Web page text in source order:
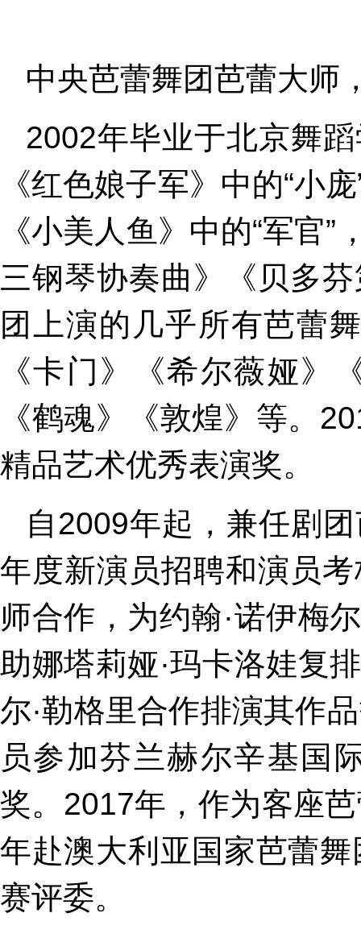
中央芭蕾舞团芭蕾大师
2002年毕业于北京舞
《红色娘子军》中的“小
《小美人鱼》中的“军官
三钢琴协奏曲》《贝多
团上演的几乎所有芭蕾
《卡门》《希尔薇娅》
《鹤魂》《敦煌》等。
精品艺术优秀表演奖。
自2009年起，兼任剧
年度新演员招聘和演员
师合作，为约翰·诺伊梅
助娜塔莉娅·玛卡洛娃复
尔·勒格里合作排演其作
员参加芬兰赫尔辛基国
奖。2017年，作为客座
年赴澳大利亚国家芭蕾
赛评委。